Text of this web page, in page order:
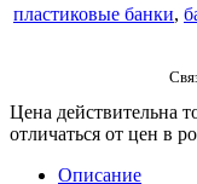
пластиковые банки,
Цена действительна
отличаться от цен в
Описание